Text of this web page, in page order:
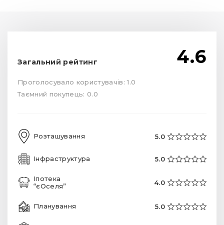
Загальний рейтинг 4.6
Проголосувало користувачів: 1.0
Таємний покупець: 0.0
Розташування 5.0
Інфраструктура 5.0
Іпотека
“єОселя”
4.0
Планування 5.0